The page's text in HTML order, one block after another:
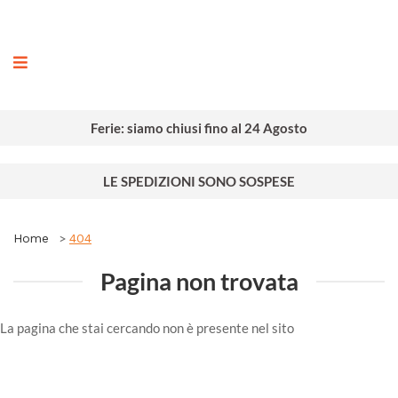
Ferie: siamo chiusi fino al 24 Agosto
LE SPEDIZIONI SONO SOSPESE
Home 404
Pagina non trovata
La pagina che stai cercando non è presente nel sito